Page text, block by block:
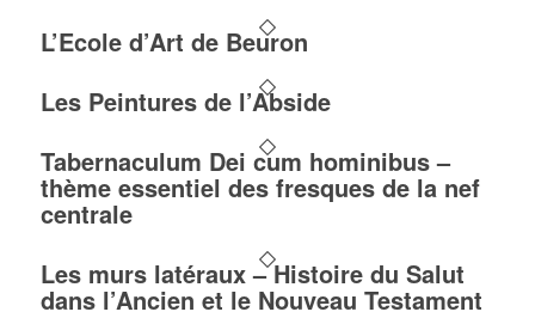
L’Ecole d’Art de Beuron
Les Peintures de l’Abside
Tabernaculum Dei cum hominibus –
thème essentiel des fresques de la nef
centrale
Les murs latéraux – Histoire du Salut
dans l’Ancien et le Nouveau Testament